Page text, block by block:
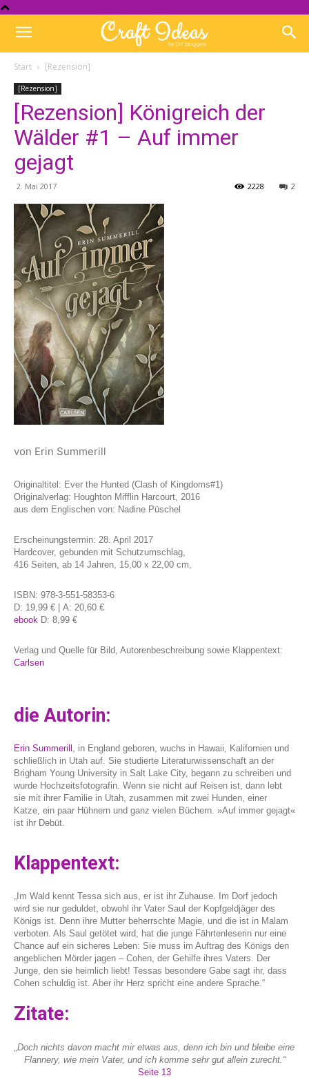
Start [Rezension]
[Rezension]
[Rezension] Königreich der
Wälder #1 – Auf immer
gejagt
2. Mai 2017 2
2228
von Erin Summerill
Originaltitel: Ever the Hunted (Clash of Kingdoms#1)
Originalverlag: Houghton Mifflin Harcourt, 2016
aus dem Englischen von: Nadine Püschel
Erscheinungstermin: 28. April 2017
Hardcover, gebunden mit Schutzumschlag,
416 Seiten, ab 14 Jahren, 15,00 x 22,00 cm,
ISBN: 978-3-551-58353-6
D: 19,99 € | A: 20,60 €
ebook D: 8,99 €
Verlag und Quelle für Bild, Autorenbeschreibung sowie Klappentext:
Carlsen
die Autorin:
Erin Summerill , in England geboren, wuchs in Hawaii, Kalifornien und
schließlich in Utah auf. Sie studierte Literaturwissenschaft an der
Brigham Young University in Salt Lake City, begann zu schreiben und
wurde Hochzeitsfotografin. Wenn sie nicht auf Reisen ist, dann lebt
sie mit ihrer Familie in Utah, zusammen mit zwei Hunden, einer
Katze, ein paar Hühnern und ganz vielen Büchern. »Auf immer gejagt«
ist ihr Debüt.
Klappentext:
„Im Wald kennt Tessa sich aus, er ist ihr Zuhause. Im Dorf jedoch
wird sie nur geduldet, obwohl ihr Vater Saul der Kopfgeldjäger des
Königs ist. Denn ihre Mutter beherrschte Magie, und die ist in Malam
verboten. Als Saul getötet wird, hat die junge Fährtenleserin nur eine
Chance auf ein sicheres Leben: Sie muss im Auftrag des Königs den
angeblichen Mörder jagen – Cohen, der Gehilfe ihres Vaters. Der
Junge, den sie heimlich liebt! Tessas besondere Gabe sagt ihr, dass
Cohen schuldig ist. Aber ihr Herz spricht eine andere Sprache.“
Zitate:
„Doch nichts davon macht mir etwas aus, denn ich bin und bleibe eine
Flannery, wie mein Vater, und ich komme sehr gut allein zurecht.“
Seite 13